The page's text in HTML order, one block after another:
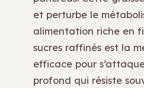
et perturbe le
alimentation riche en
sucres raffinés est la
efficace pour
profond qui résiste